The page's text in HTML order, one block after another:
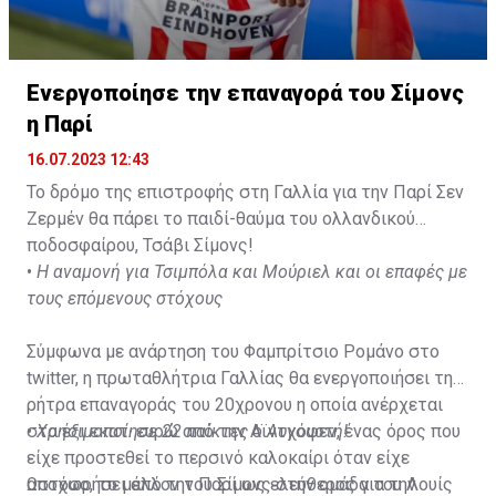
Ενεργοποίησε την επαναγορά του Σίμονς
η Παρί
16.07.2023 12:43
Το δρόμο της επιστροφής στη Γαλλία για την Παρί Σεν
Ζερμέν θα πάρει το παιδί-θαύμα του ολλανδικού
ποδοσφαίρου, Τσάβι Σίμονς!
• Η αναμονή για Τσιμπόλα και Μούριελ και οι επαφές με
τους επόμενους στόχους
Σύμφωνα με ανάρτηση του Φαμπρίτσιο Ρομάνο στο
twitter, η πρωταθλήτρια Γαλλίας θα ενεργοποιήσει τη
ρήτρα επαναγοράς του 20χρονου η οποία ανέρχεται
στα έξι εκατ. ευρώ από την Αϊντχόφεν, ένας όρος που
είχε προστεθεί το περσινό καλοκαίρι όταν είχε
αποχωρήσει από την Παρί ως ελεύθερος για την
•Χρησιμοποίησε 22 παίκτες ο Αυγουστή!
Ωστόσο, το μέλλον του Σίμονς στην ομάδα του Λουίς